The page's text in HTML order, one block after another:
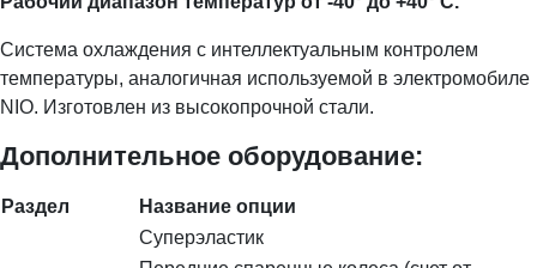
Система охлаждения с интеллектуальным контролем
температуры, аналогичная используемой в электромобиле
NIO. Изготовлен из высокопрочной стали.
Дополнительное оборудование:
Раздел Название опции
Суперэластик